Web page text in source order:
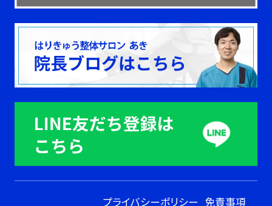
プライバシーポリシー 免責事項